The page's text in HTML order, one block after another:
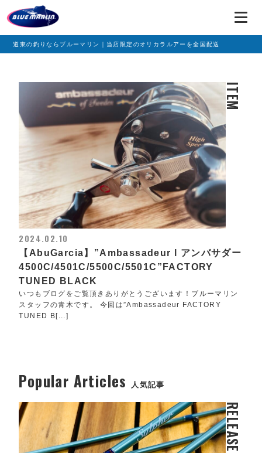
道東の釣りならブルーマリン｜当店限定のオリカラルアーを全国配送
ITEM
2024.02.10
【AbuGarcia】”Ambassadeur l アンバサダー
4500C/4501C/5500C/5501C”FACTORY
TUNED BLACK
いつもブログをご覧頂きありがとうございます！ブルーマリン
スタッフの青木です。 今回は”Ambassadeur FACTORY
TUNED B[...]
Popular Articles 人気記事
RELEASE